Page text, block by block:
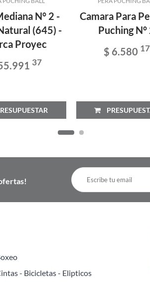
N° 2 -
(645) -
Proyec
37
Camara Para
Puching N°
$ 6.580 17
- Bicicletas - Elipticos